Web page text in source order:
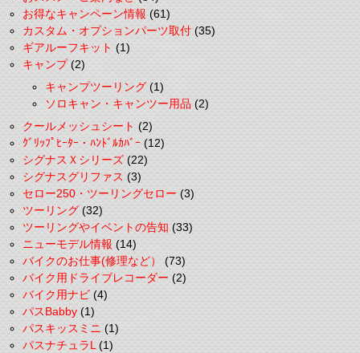
お得なキャンペーン情報(61)
カスタム・オプションパーツ取付(35)
ギアルーフキット(1)
キャンプ(2)
キャンプツーリング(1)
ソロキャン・キャンツー用品(2)
クールメッシュシート(2)
ｸﾞﾘｯﾌﾟﾋｰﾀｰ・ﾊﾝﾄﾞﾙｶﾊﾞｰ(12)
シグナスＸシリーズ(22)
シグナスグリファス(3)
セロー250・ツーリングセロー(3)
ツーリング(32)
ツーリングやイベントの告知(33)
ニューモデル情報(14)
バイクのお仕事(修理など）(73)
バイク用ドライブレコーダー(2)
バイク用ナビ(4)
パスBabby(1)
パスキッスミニ(1)
パスナチュラL(1)